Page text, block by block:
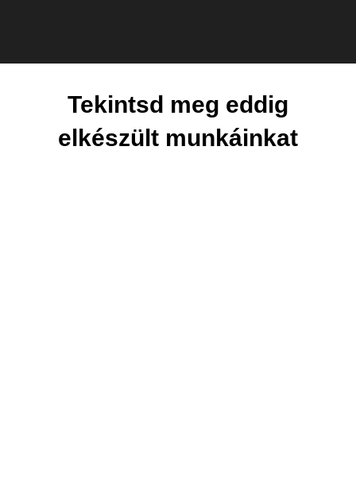
Tekintsd meg eddig
elkészült munkáinkat